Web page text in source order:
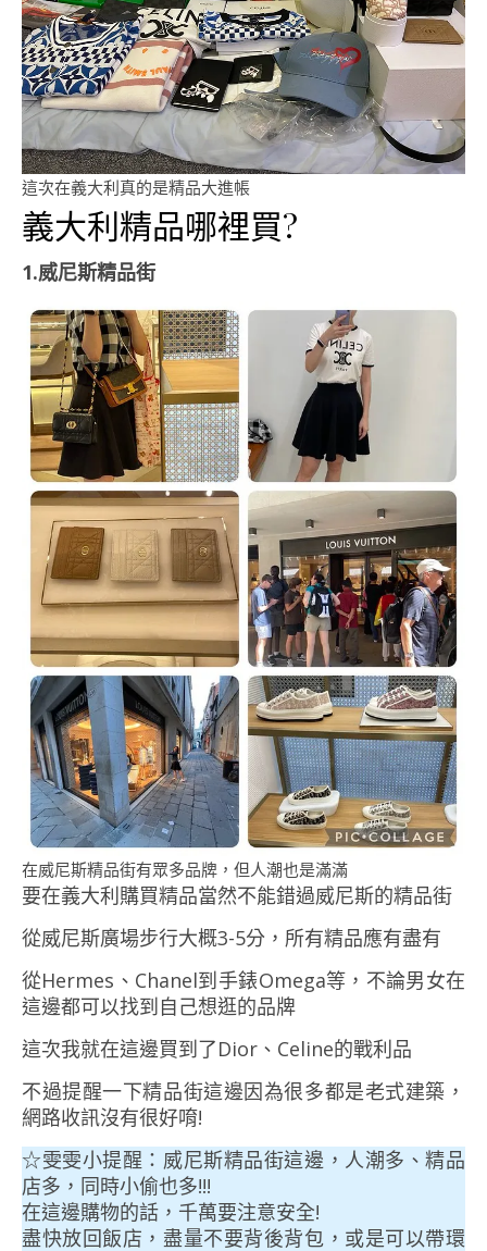
這次在義大利真的是精品大進帳
義大利精品哪裡買?
1.威尼斯精品街
在威尼斯精品街有眾多品牌，但人潮也是滿滿
要在義大利購買精品當然不能錯過威尼斯的精品街
從威尼斯廣場步行大概3-5分，所有精品應有盡有
從Hermes、Chanel到手錶Omega等，不論男女在
這邊都可以找到自己想逛的品牌
這次我就在這邊買到了Dior、Celine的戰利品
不過提醒一下精品街這邊因為很多都是老式建築，
網路收訊沒有很好唷!
☆雯雯小提醒：威尼斯精品街這邊，人潮多、精品
店多，同時小偷也多!!!
在這邊購物的話，千萬要注意安全!
盡快放回飯店，盡量不要背後背包，或是可以帶環